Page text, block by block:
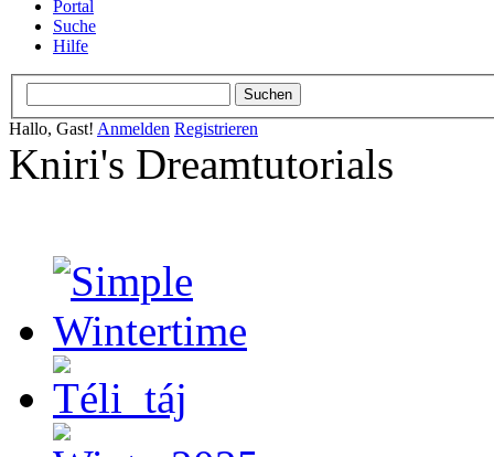
Portal
Suche
Hilfe
Hallo, Gast! Anmelden Registrieren
Kniri's Dreamtutorials